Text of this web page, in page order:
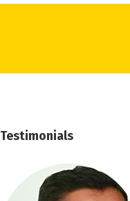
Testimonials